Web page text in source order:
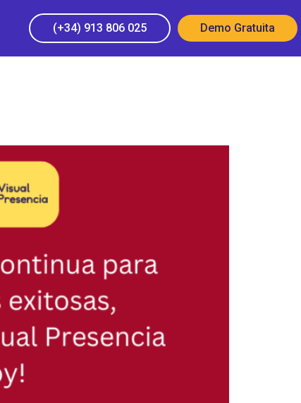
(+34) 913 806 025 Demo Gratuita